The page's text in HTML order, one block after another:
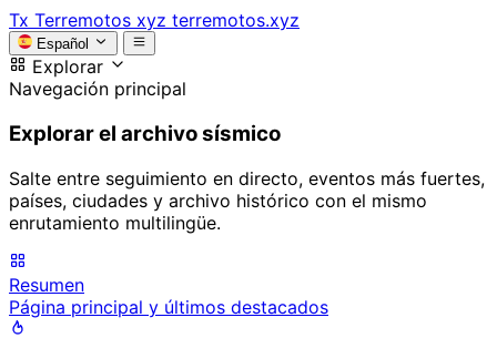
Tx Terremotos xyz terremotos.xyz
Español
Explorar
Navegación principal
Explorar el archivo sísmico
Salte entre seguimiento en directo, eventos más fuertes,
países, ciudades y archivo histórico con el mismo
enrutamiento multilingüe.
Resumen
Página principal y últimos destacados